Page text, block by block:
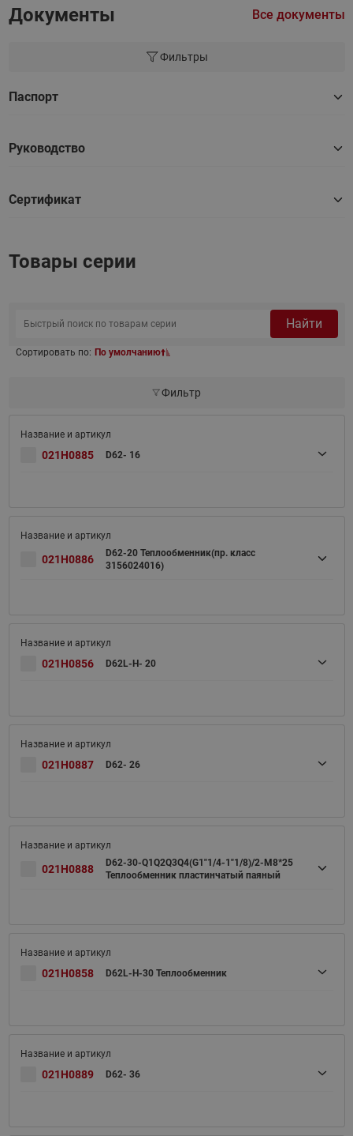
Документы Все документы
Фильтры
Паспорт
Руководство
Сертификат
Товары серии
Найти
Сортировать по: По умолчанию
Фильтр
021H0885 D62- 16
021H0886
D62-20 Теплообменник(пр. класс
3156024016)
021H0856 D62L-H- 20
021H0887 D62- 26
021H0888
D62-30-Q1Q2Q3Q4(G1"1/4-1"1/8)/2-M8*25
Теплообменник пластинчатый паяный
021H0858 D62L-H-30 Теплообменник
021H0889 D62- 36